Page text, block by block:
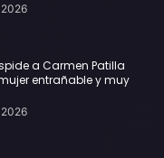
a Carmen Patilla
entrañable y muy